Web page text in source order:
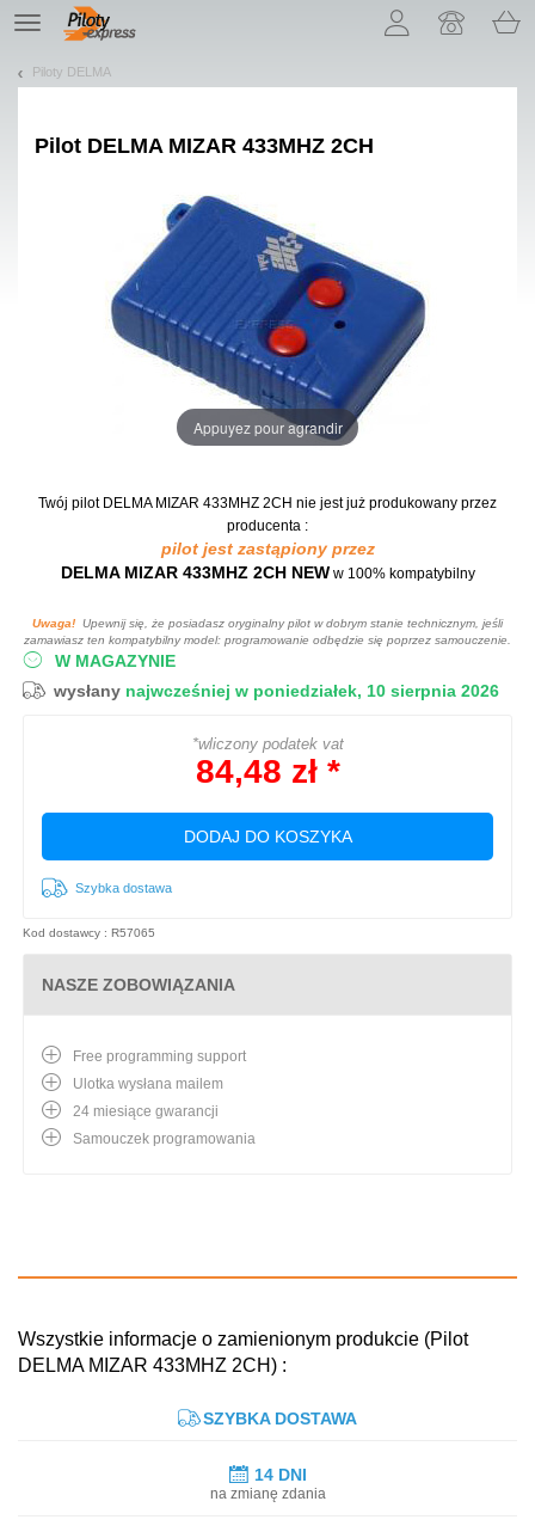
TE
navigation
Piloty DELMA
Pilot DELMA MIZAR 433MHZ 2CH
Appuyez pour agrandir
Twój pilot DELMA MIZAR 433MHZ 2CH nie jest już produkowany przez
producenta :
pilot jest zastąpiony przez
DELMA MIZAR 433MHZ 2CH NEW w 100% kompatybilny
Uwaga! Upewnij się, że posiadasz oryginalny pilot w dobrym stanie technicznym, jeśli
zamawiasz ten kompatybilny model: programowanie odbędzie się poprzez samouczenie.
W MAGAZYNIE
wysłany najwcześniej w poniedziałek, 10 sierpnia 2026
*wliczony podatek vat
84,48 zł *
DODAJ DO KOSZYKA
Szybka dostawa
Kod dostawcy : R57065
NASZE ZOBOWIĄZANIA
Free programming support
Ulotka wysłana mailem
24 miesiące gwarancji
Samouczek programowania
Wszystkie informacje o zamienionym produkcie (Pilot
DELMA MIZAR 433MHZ 2CH) :
SZYBKA DOSTAWA
14 DNI
na zmianę zdania
Pozwól, że przedstawimy nasze ciasteczka!